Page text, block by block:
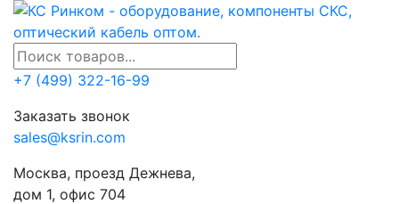
+7 (499) 322-16-99
Заказать звонок
sales@ksrin.com
Москва, проезд Дежнева,
дом 1, офис 704